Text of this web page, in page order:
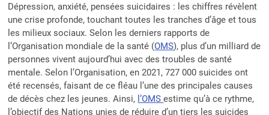
Dépression, anxiété, pensées suicidaires : les chiffres révèlent
une crise profonde, touchant toutes les tranches d’âge et tous
les milieux sociaux. Selon les derniers rapports de
l’Organisation mondiale de la santé (OMS), plus d’un milliard de
personnes vivent aujourd’hui avec des troubles de santé
mentale. Selon l’Organisation, en 2021, 727 000 suicides ont
été recensés, faisant de ce fléau l’une des principales causes
de décès chez les jeunes. Ainsi, l’OMSestime qu’à ce rythme,
l’objectif des Nations unies de réduire d’un tiers les suicides